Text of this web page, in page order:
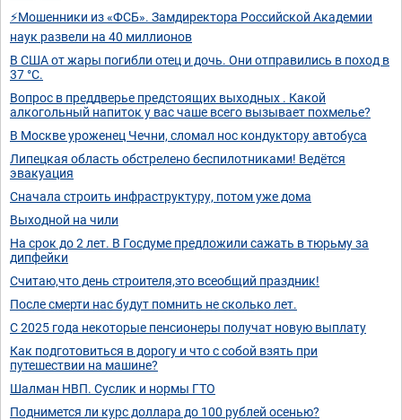
⚡Мошенники из «ФСБ». Замдиректора Российской Академии
наук развели на 40 миллионов
В США от жары погибли отец и дочь. Они отправились в поход в
37 °C.
Вопрос в преддверье предстоящих выходных . Какой
алкогольный напиток у вас чаше всего вызывает похмелье?
В Москве уроженец Чечни, сломал нос кондуктору автобуса
Липецкая область обстрелено беспилотниками! Ведётся
эвакуация
Сначала строить инфраструктуру, потом уже дома
Выходной на чили
На срок до 2 лет. В Госдуме предложили сажать в тюрьму за
дипфейки
Считаю,что день строителя,это всеобщий праздник!
После смерти нас будут помнить не сколько лет.
С 2025 года некоторые пенсионеры получат новую выплату
Как подготовиться в дорогу и что с собой взять при
путешествии на машине?
Шалман НВП. Суслик и нормы ГТО
Поднимется ли курс доллара до 100 рублей осенью?